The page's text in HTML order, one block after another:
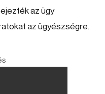
az ügy
az ügyészségre.